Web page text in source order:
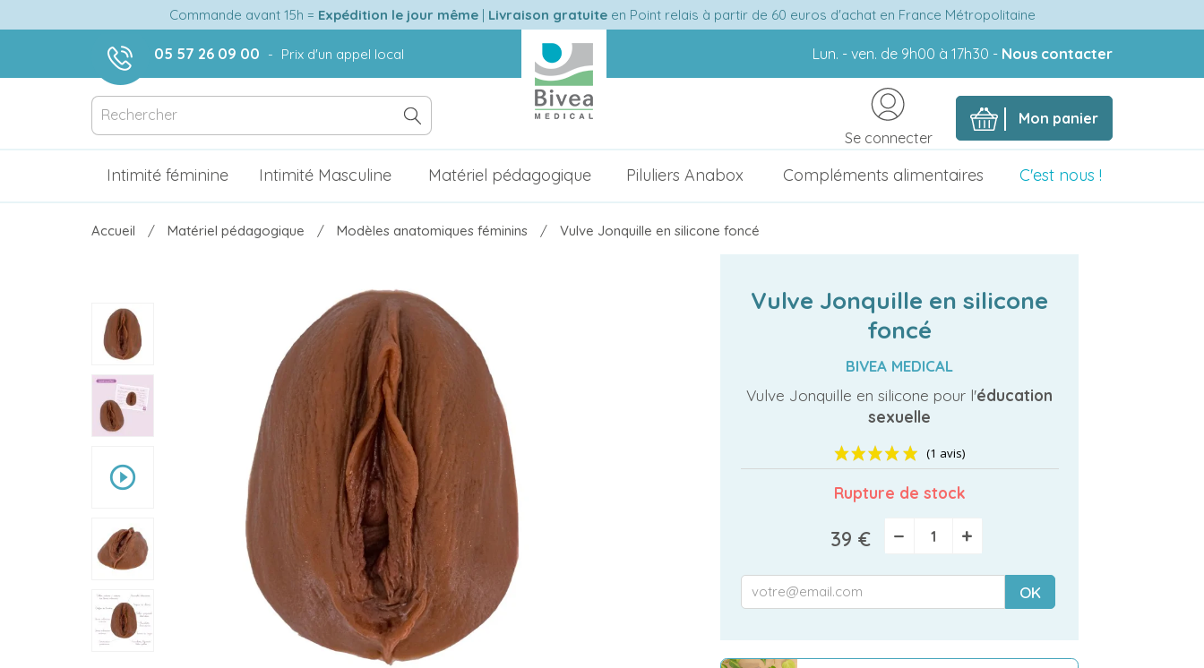
Commande avant 15h = Expédition le jour même| Livraison gratuiteen Point relais à partir de 60 euros d'achat en France Métropolitaine
05 57 26 09 00 - Prix d'un appel local Lun. - ven. de 9h00 à 17h30 - Nous contacter
Mon panier
Se connecter
Intimité féminine Intimité Masculine Matériel pédagogique Piluliers Anabox Compléments alimentaires C'est nous !
Accueil Matériel pédagogique Modèles anatomiques féminins Vulve Jonquille en silicone foncé
play_circle_outline
Vulve Jonquille en silicone
foncé
BIVEA MEDICAL
Vulve Jonquille en silicone pour l'éducation
sexuelle
Rupture de stock
39 € − +
OK